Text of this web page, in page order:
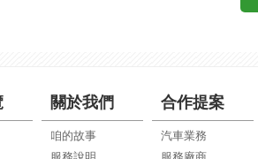
關於我們
咱的故事
合作提案
汽車業務